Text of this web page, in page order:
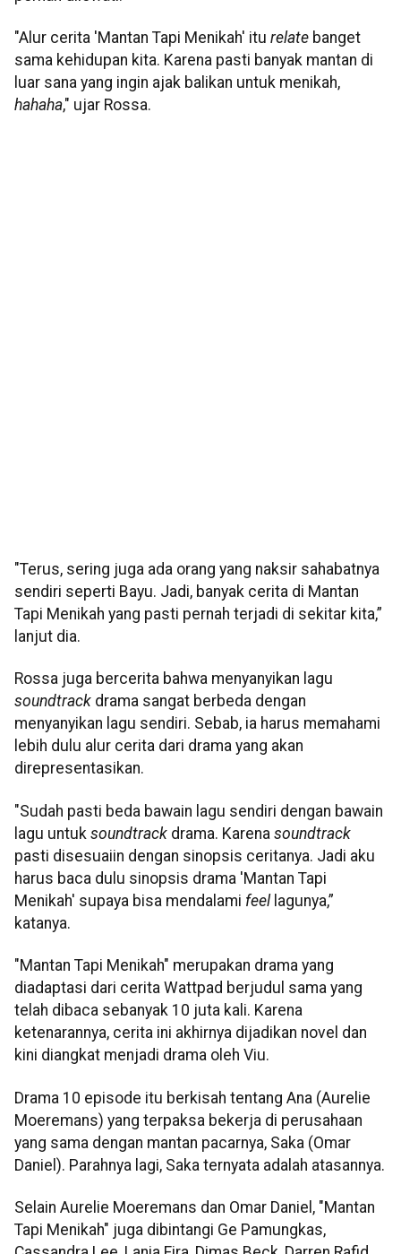
"Alur cerita 'Mantan Tapi Menikah' itu relate banget
sama kehidupan kita. Karena pasti banyak mantan di
luar sana yang ingin ajak balikan untuk menikah,
hahaha," ujar Rossa.
"Terus, sering juga ada orang yang naksir sahabatnya
sendiri seperti Bayu. Jadi, banyak cerita di Mantan
Tapi Menikah yang pasti pernah terjadi di sekitar kita,”
lanjut dia.
Rossa juga bercerita bahwa menyanyikan lagu
soundtrack drama sangat berbeda dengan
menyanyikan lagu sendiri. Sebab, ia harus memahami
lebih dulu alur cerita dari drama yang akan
direpresentasikan.
"Sudah pasti beda bawain lagu sendiri dengan bawain
lagu untuk soundtrack drama. Karena soundtrack
pasti disesuaiin dengan sinopsis ceritanya. Jadi aku
harus baca dulu sinopsis drama 'Mantan Tapi
Menikah' supaya bisa mendalami feellagunya,”
katanya.
"Mantan Tapi Menikah" merupakan drama yang
diadaptasi dari cerita Wattpad berjudul sama yang
telah dibaca sebanyak 10 juta kali. Karena
ketenarannya, cerita ini akhirnya dijadikan novel dan
kini diangkat menjadi drama oleh Viu.
Drama 10 episode itu berkisah tentang Ana (Aurelie
Moeremans) yang terpaksa bekerja di perusahaan
yang sama dengan mantan pacarnya, Saka (Omar
Daniel). Parahnya lagi, Saka ternyata adalah atasannya.
Selain Aurelie Moeremans dan Omar Daniel, "Mantan
Tapi Menikah" juga dibintangi Ge Pamungkas,